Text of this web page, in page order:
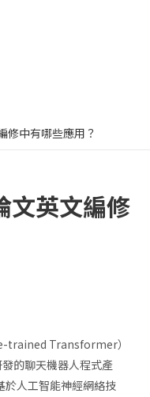
修中有哪些應用？
文英文編修
trained Transformer）
的聊天機器人程式產
人工智能神經網絡技